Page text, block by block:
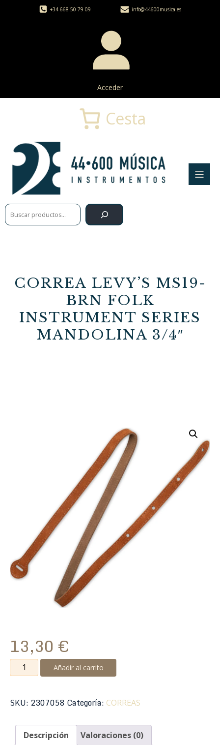
+34 668 50 79 09 info@44600musica.es
Acceder
Buscar
Cesta
CORREA LEVY’S MS19-
BRN FOLK
INSTRUMENT SERIES
MANDOLINA 3/4″
13,30 €
Correa
Levy's
BRN
Instrument
Series
Añadir al carrito
SKU: 2307058 Categoría: CORREAS
Descripción Valoraciones (0)